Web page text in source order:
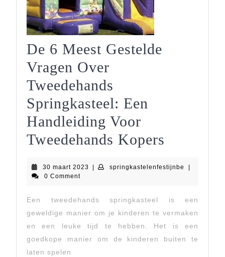
De 6 Meest Gestelde
Vragen Over
Tweedehands
Springkasteel: Een
Handleiding Voor
Tweedehands Kopers
Meest
Gestelde
Vragen
Over
30 maart 2023 30
springkastelenfestijnbe
0 Comment
Een tweedehands springkasteel is een
geweldige manier om je kinderen te vermaken
en een leuke tijd te hebben. Het is een
goedkope manier om de kinderen buiten te
laten spelen